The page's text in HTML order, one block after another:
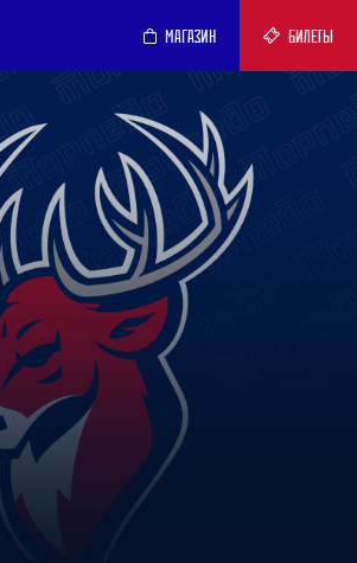
МАГАЗИН БИЛЕТЫ